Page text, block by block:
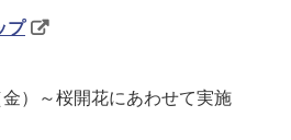
プ
）～桜開花にあわせて実施